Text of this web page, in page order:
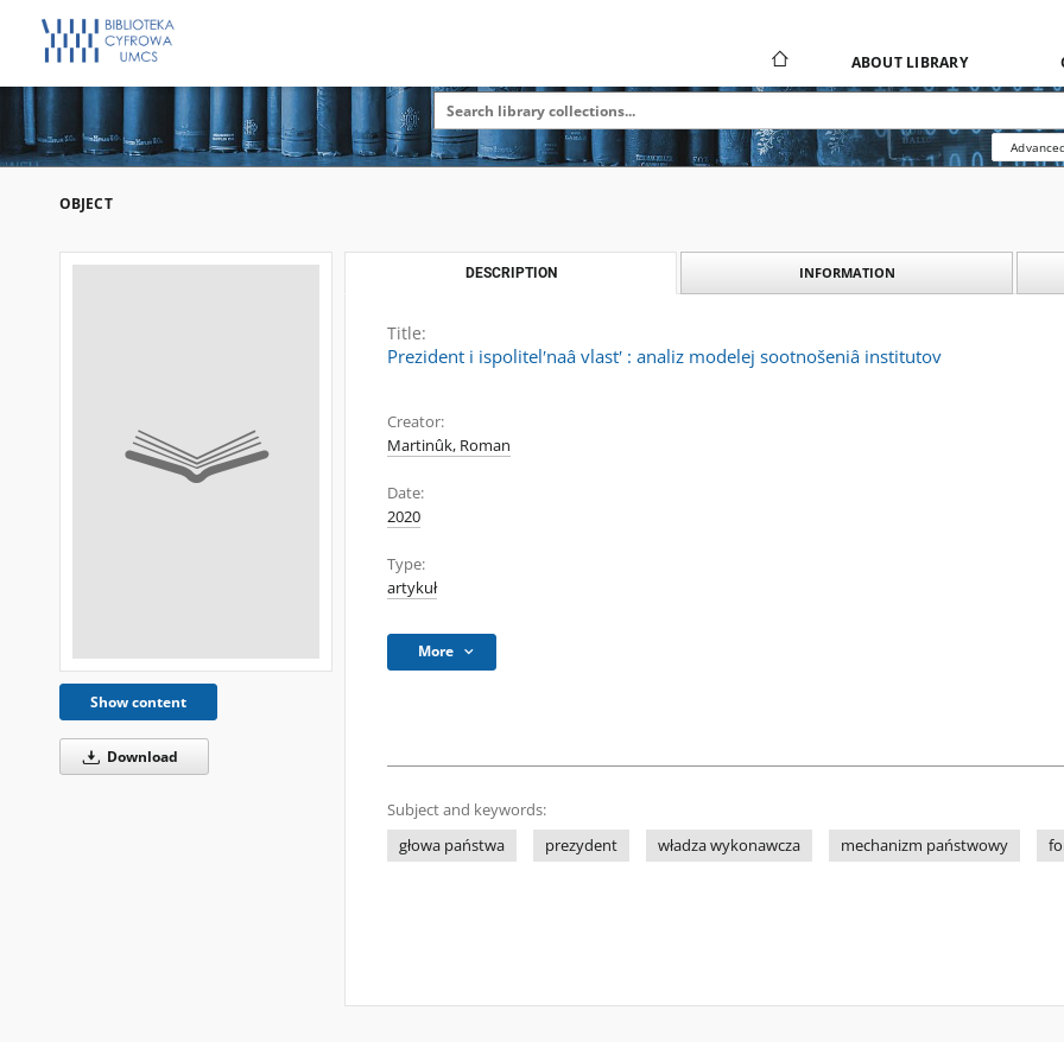
ABOUT LIBRARY
OBJECT
Show content
Download
DESCRIPTION INFORMATION
Title:
Prezident i ispolitelʹnaâ vlastʹ : analiz modelej sootnošeniâ institutov
Creator:
Martinûk, Roman
Date:
2020
Type:
artykuł
More
Subject and keywords:
głowa państwa
prezydent władza wykonawcza mechanizm państwowy